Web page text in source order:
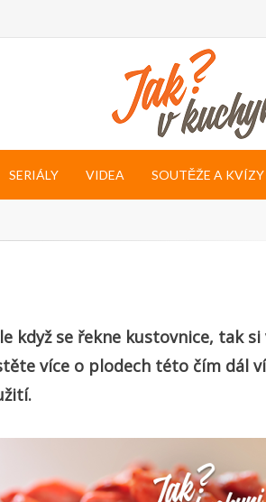
SERIÁLY VIDEA SOUTĚŽE A KVÍZY
když se řekne kustovnice, tak
více o plodech této čím dál